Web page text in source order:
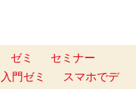
ゼミ
セミナー
入門ゼミ
スマホでデ